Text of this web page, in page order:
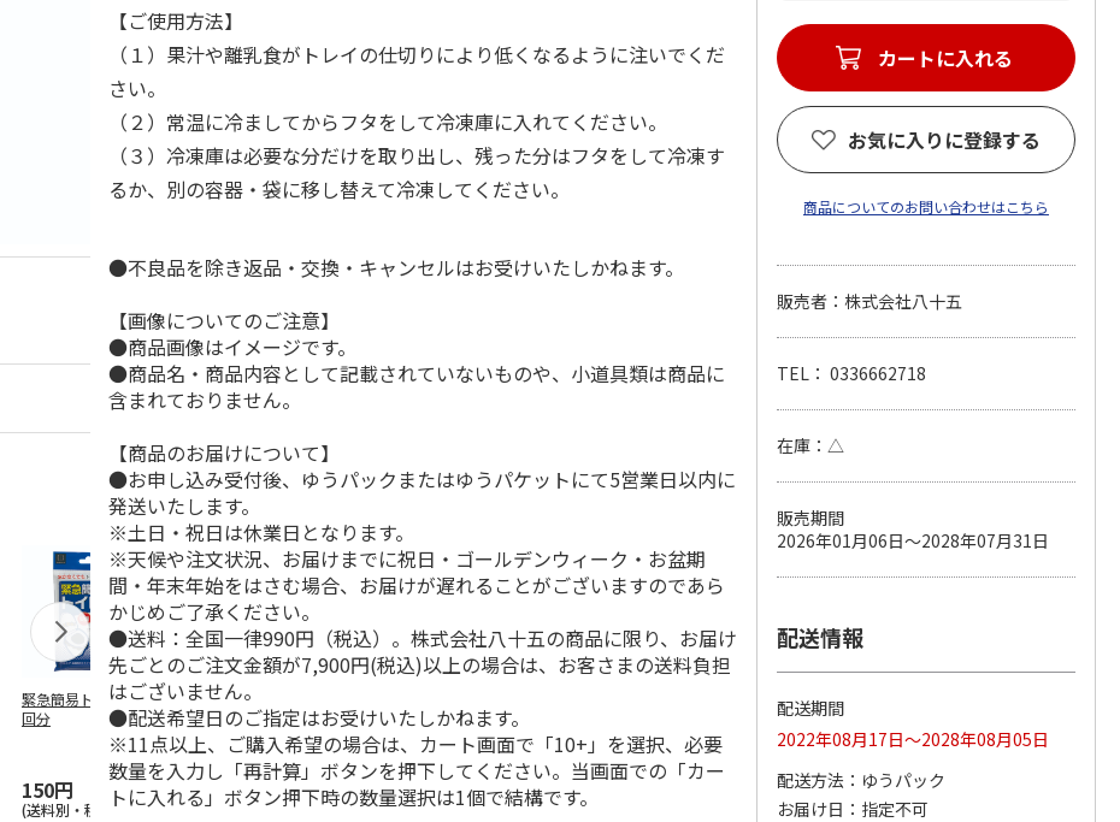
緊急簡易トイレ １
回分
150円
(送料別・税込)
なごみぷち袋（指定
不可）
110円
(送料別・税込)
吐物処理剤）
150円
(送料別・税込)
盤タイプ
110円
(送料別・税込)
110円
おにぎりデコパック
丸型（サッカー）
110円
(送料別・税込)
【ご使用方法】
（１）果汁や離乳食がトレイの仕切りにより低くなるように注いでくだ
さい。
（２）常温に冷ましてからフタをして冷凍庫に入れてください。
（３）冷凍庫は必要な分だけを取り出し、残った分はフタをして冷凍す
るか、別の容器・袋に移し替えて冷凍してください。
●不良品を除き返品・交換・キャンセルはお受けいたしかねます。
【画像についてのご注意】
●商品画像はイメージです。
●商品名・商品内容として記載されていないものや、小道具類は商品に
含まれておりません。
【商品のお届けについて】
●お申し込み受付後、ゆうパックまたはゆうパケットにて5営業日以内に
発送いたします。
※土日・祝日は休業日となります。
※天候や注文状況、お届けまでに祝日・ゴールデンウィーク・お盆期
間・年末年始をはさむ場合、お届けが遅れることがございますのであら
かじめご了承ください。
●送料：全国一律990円（税込）。株式会社八十五の商品に限り、お届け
先ごとのご注文金額が7,900円(税込)以上の場合は、お客さまの送料負担
はございません。
●配送希望日のご指定はお受けいたしかねます。
※11点以上、ご購入希望の場合は、カート画面で「10+」を選択、必要
数量を入力し「再計算」ボタンを押下してください。当画面での「カー
トに入れる」ボタン押下時の数量選択は1個で結構です。
カートに入れる
お気に入りに登録する
商品についてのお問い合わせはこちら
販売者：株式会社八十五
TEL： 0336662718
在庫：△
販売期間
2026年01月06日～2028年07月31日
配送情報
配送期間
2022年08月17日～2028年08月05日
配送方法
ゆうパック
お届け日
指定不可